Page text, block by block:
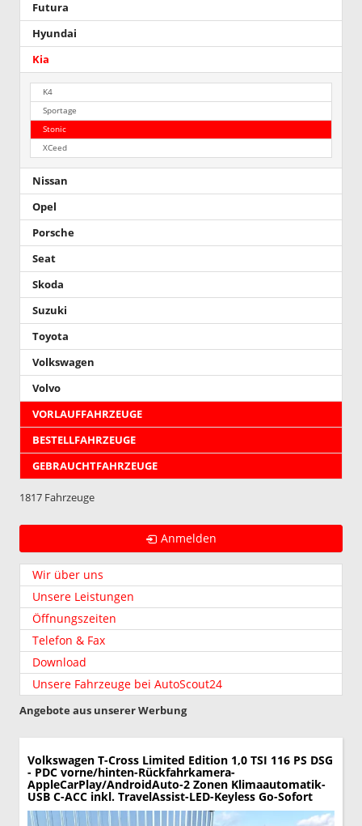
Futura
Hyundai
Kia
K4
Sportage
Stonic
XCeed
Nissan
Opel
Porsche
Seat
Skoda
Suzuki
Toyota
Volkswagen
Volvo
VORLAUFFAHRZEUGE
BESTELLFAHRZEUGE
GEBRAUCHTFAHRZEUGE
1817 Fahrzeuge
Anmelden
Wir über uns
Unsere Leistungen
Öffnungszeiten
Telefon & Fax
Download
Unsere Fahrzeuge bei AutoScout24
Angebote aus unserer Werbung
Volkswagen T-Cross Limited Edition 1,0 TSI 116 PS DSG
- PDC vorne/hinten-Rückfahrkamera-
AppleCarPlay/AndroidAuto-2 Zonen Klimaautomatik-
USB C-ACC inkl. TravelAssist-LED-Keyless Go-Sofort